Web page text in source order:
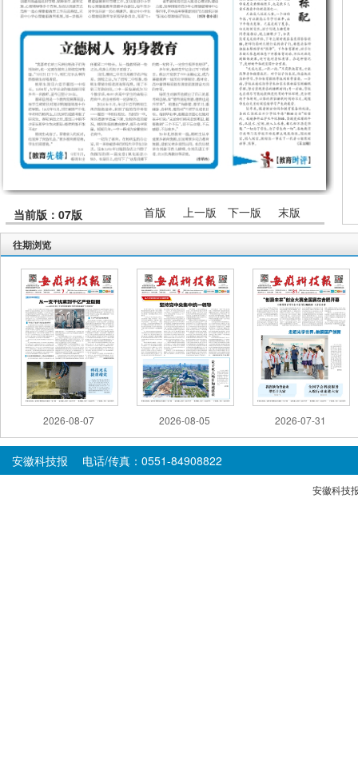
当前版：07版 首版 上一版 下一版 末版
往期浏览
2026-08-07 2026-08-05 2026-07-31
安徽科技报 电话/传真：0551-84908822
安徽科技